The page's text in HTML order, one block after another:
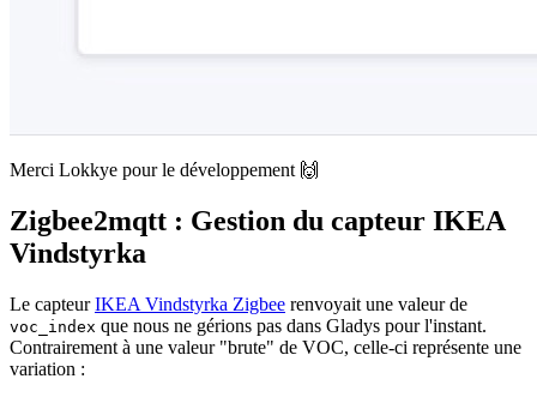
Merci Lokkye pour le développement 🙌
Zigbee2mqtt : Gestion du capteur IKEA
Vindstyrka
Le capteurIKEA Vindstyrka Zigbee renvoyait une valeur de
voc_index que nous ne gérions pas dans Gladys pour l'instant.
Contrairement à une valeur "brute" de VOC, celle-ci représente une
variation :